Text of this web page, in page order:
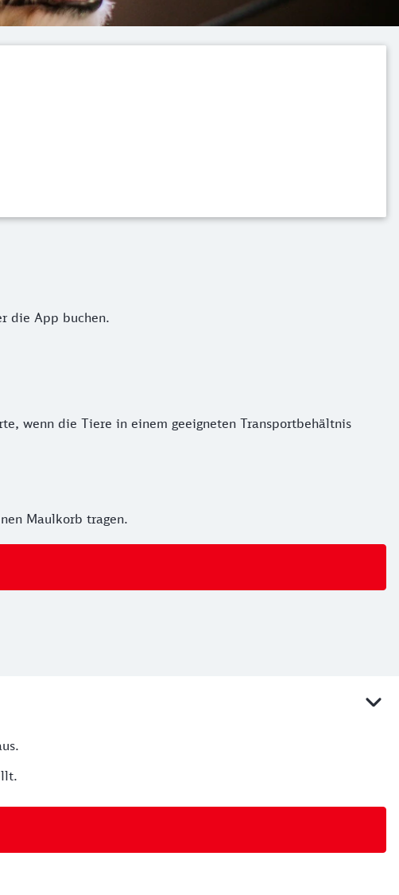
die App buchen.
wenn die Tiere in einem geeigneten Transportbehältnis
Maulkorb tragen.